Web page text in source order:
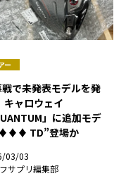
ー
戦で未発表モデルを発
キャロウェイ
」に追加モデ
TD”登場か
03/03
サプリ編集部